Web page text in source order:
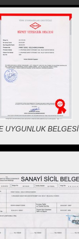
UYGUNLUK BELGESİ